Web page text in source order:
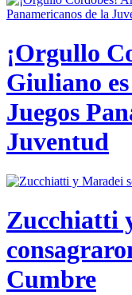
¡Orgullo
Giuliano
Juegos
Juventud
Zucchiatti
Cumbre